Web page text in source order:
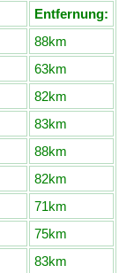
Entfernung:
88km
63km
82km
83km
88km
82km
71km
75km
83km